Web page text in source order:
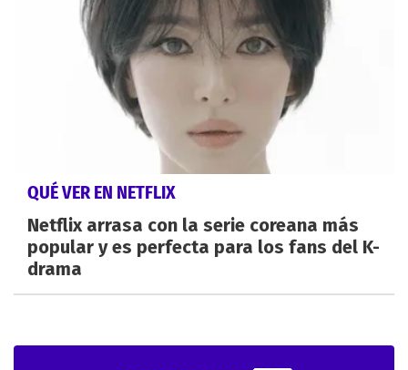
QUÉ VER EN NETFLIX
Netflix arrasa con la serie coreana más
popular y es perfecta para los fans del K-
drama